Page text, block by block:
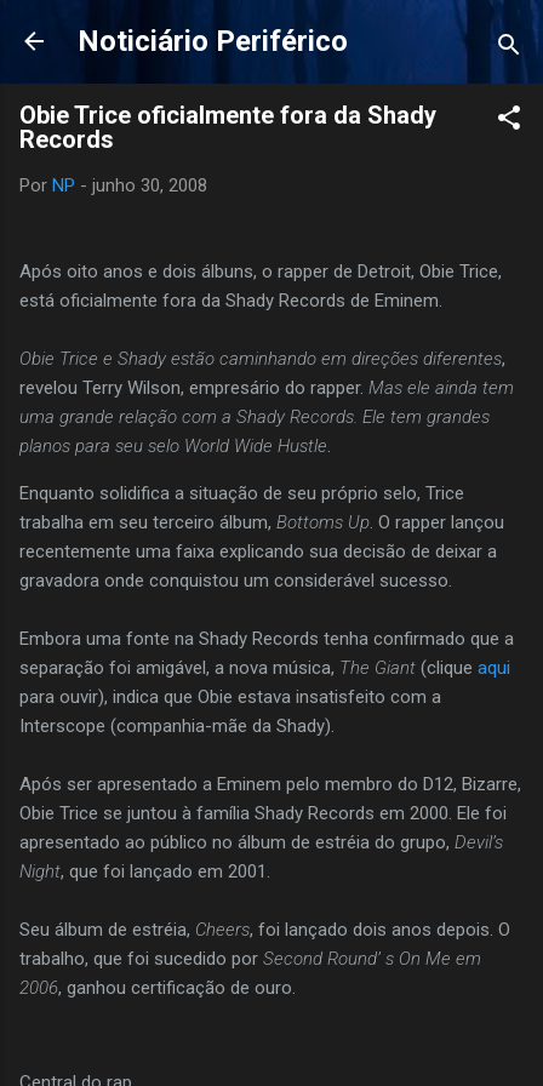
Pular para o conteúdo principal
Noticiário Periférico
Obie Trice oficialmente fora da Shady
Records
Por NP - junho 30, 2008
Após oito anos e dois álbuns, o rapper de Detroit, Obie Trice,
está oficialmente fora da Shady Records de Eminem.
Obie Trice e Shady estão caminhando em direções diferentes,
revelou Terry Wilson, empresário do rapper. Mas ele ainda tem
uma grande relação com a Shady Records. Ele tem grandes
planos para seu selo World Wide Hustle
Enquanto solidifica a situação de seu próprio selo, Trice
trabalha em seu terceiro álbum, Bottoms Up . O rapper lançou
recentemente uma faixa explicando sua decisão de deixar a
gravadora onde conquistou um considerável sucesso.
Embora uma fonte na Shady Records tenha confirmado que a
separação foi amigável, a nova música, The Giant (clique aqui
para ouvir), indica que Obie estava insatisfeito com a
Interscope (companhia-mãe da Shady).
Após ser apresentado a Eminem pelo membro do D12, Bizarre,
Obie Trice se juntou à família Shady Records em 2000. Ele foi
apresentado ao público no álbum de estréia do grupo, Devil’s
Night, que foi lançado em 2001.
Seu álbum de estréia, Cheers, foi lançado dois anos depois. O
trabalho, que foi sucedido por Second Round’ s On Me em
2006, ganhou certificação de ouro.